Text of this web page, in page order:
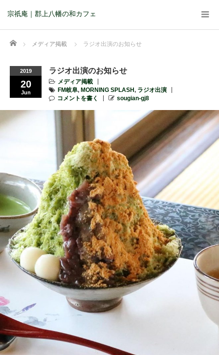
宗祇庵｜郡上八幡の和カフェ
Home メディア掲載 ラジオ出演のお知らせ
2019
20
Jun
ラジオ出演のお知らせ
メディア掲載
FM岐阜, MORNING SPLASH, ラジオ出演
コメントを書く
sougian-gj8